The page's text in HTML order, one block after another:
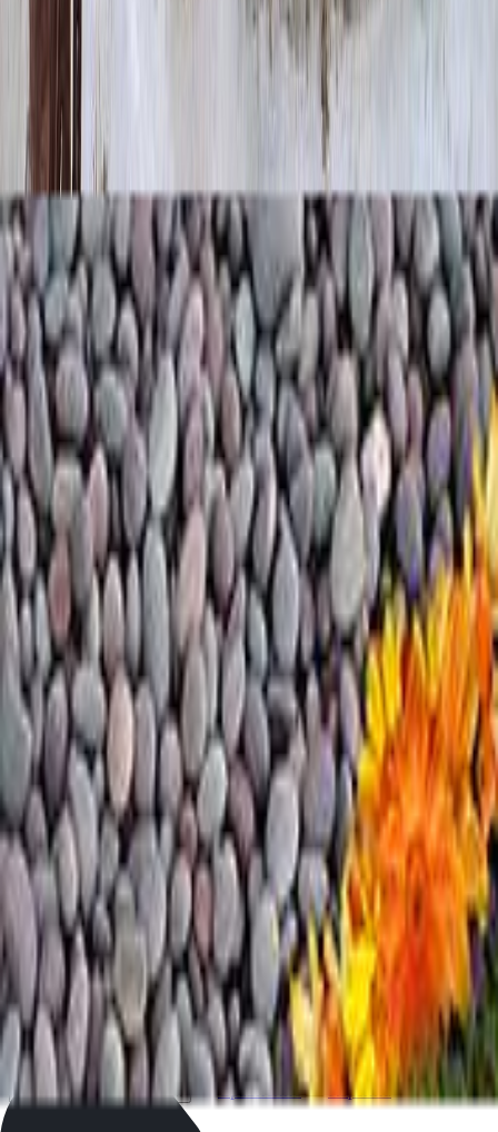
Важным практическим аспектом является продуманная
система установки. Конструкция предусматривает надежный
монтаж, обеспечивающий устойчивость даже на сложных
грунтах. Мы предоставляем подробные рекомендации по
уходу, который ограничивается минимальной сезонной
Уцв051 — это не просто изделие, а законченное
архитектурно-мемориальное решение. Оно сочетает в себе
проверенную временем классическую форму и современные
стандарты качества, предлагая достойный и осмысленный
выбор для вечного сохранения памяти.
Рекомендации товаров
Цв052
17 720₽
Быстрый заказ
Последние посты
Как правильно определить размеры памятника
на могилу?
Выбор памятника — важный этап в организации места
памяти близкого человека. Правильно подобранные размеры
влияют не только на внешний вид, но и на соблюдение оф...
Собрание примет и обычаев, связанных с
похоронами в православии
Православный похоронный обряд — это не только
богослужебная традиция, но и система древних обычаев,
наполненных глубоким смыслом, уважением к усопшему и
заботой...
Как найти и оформить место на кладбище в
Москве: пошаговая инструкция
Организация похорон — сложный процесс, требующий не
только эмоциональных, но и административных усилий. В
Москве вопросы, связанные с поиском и оформлением мест...
Каталог Поиск Сравнение Корзина